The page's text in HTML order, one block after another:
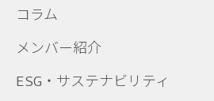
コラム
メンバー紹介
ESG・サステナビリティ